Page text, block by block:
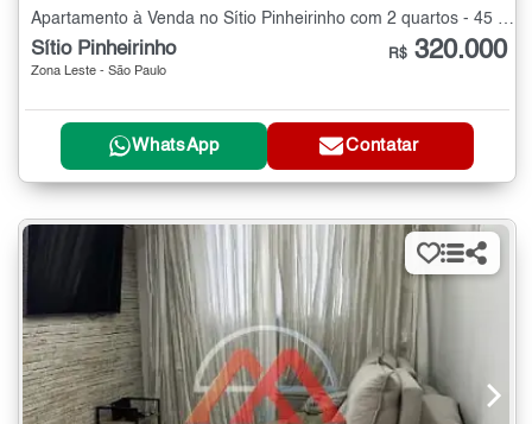
Apartamento à Venda no Sítio Pinheirinho com 2 quartos - 45 m²
Sítio Pinheirinho
Zona Leste - São Paulo
R$ 320.000
WhatsApp Contatar